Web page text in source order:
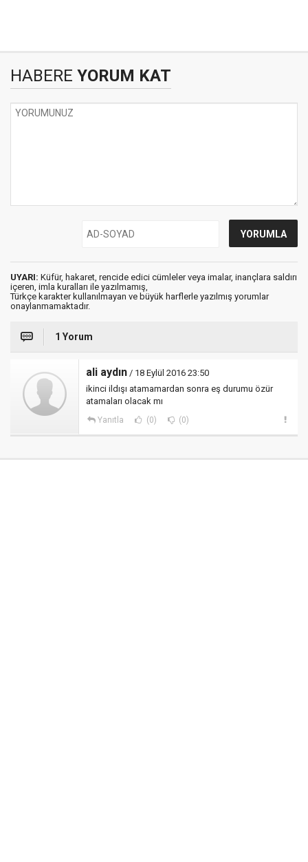
HABERE YORUM KAT
UYARI: Küfür, hakaret, rencide edici cümleler veya imalar, inançlara saldırı
içeren, imla kuralları ile yazılmamış,
Türkçe karakter kullanılmayan ve büyük harflerle yazılmış yorumlar
onaylanmamaktadır.
1 Yorum
ali aydın / 18 Eylül 2016 23:50
ikinci ildışı atamamardan sonra eş durumu özür
atamaları olacak mı
Yanıtla (0) (0)